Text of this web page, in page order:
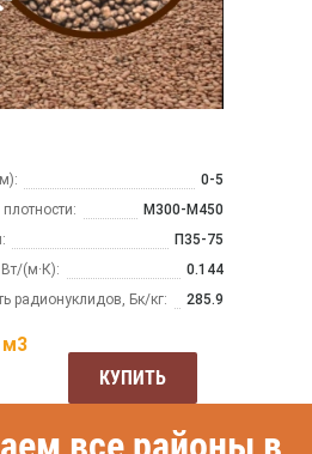
0-5
М300-М450
П35-75
(м·К):
0.144
радионуклидов, Бк/кг:
285.9
м3
КУПИТЬ